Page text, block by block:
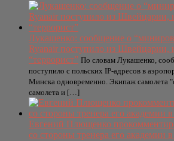
Лукашенко: сообщение о
Ryanair поступило из Швейцарии,
“террорист” По словам Лукашенко,
поступило с польских IP-адресов в
Минска одновременно. Экипаж самолета
самолета и […]
Евгений Плющенко
со стороны тренера его академии